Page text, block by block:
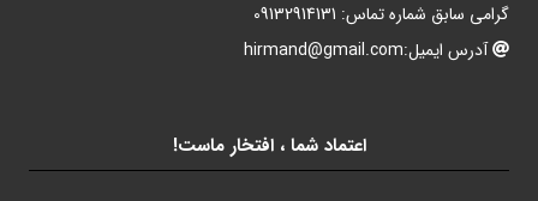
گرامی سابق شماره تماس: 09132914131
آدرس ایمیل:hirmand@gmail.com
اعتماد شما ، افتخار ماست!